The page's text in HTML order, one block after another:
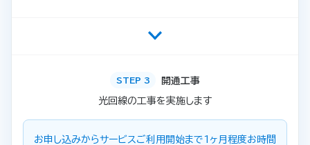
STEP 3 開通工事
光回線の工事を実施します
お申し込みからサービスご利用開始まで1ヶ月程度お時間